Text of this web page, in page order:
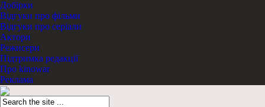
Добірки
Відгуки про фільми
Відгуки про серіали
Актори
Режисери
Підтримка редакції
Про kinowar
Реклама